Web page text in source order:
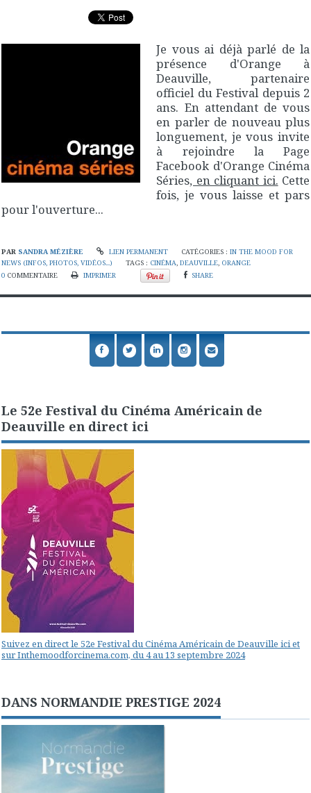
Je vous ai déjà parlé de la
présence d'Orange à
Deauville, partenaire
officiel du Festival depuis 2
ans. En attendant de vous
en parler de nouveau plus
longuement, je vous invite
à rejoindre la Page
Facebook d'Orange Cinéma
Séries, en cliquant ici. Cette
fois, je vous laisse et pars
pour l'ouverture...
PAR SANDRA MÉZIÈRE LIEN PERMANENT CATÉGORIES :IN THE MOOD FOR
NEWS (INFOS, PHOTOS, VIDÉOS...)
TAGS : CINÉMA,DEAUVILLE, ORANGE
0 COMMENTAIRE IMPRIMER SHARE
Le 52e Festival du Cinéma Américain de
Deauville en direct ici
Suivez en direct le 52e Festival du Cinéma Américain de Deauville ici et
sur Inthemoodforcinema.com, du 4 au 13 septembre 2024
DANS NORMANDIE PRESTIGE 2024